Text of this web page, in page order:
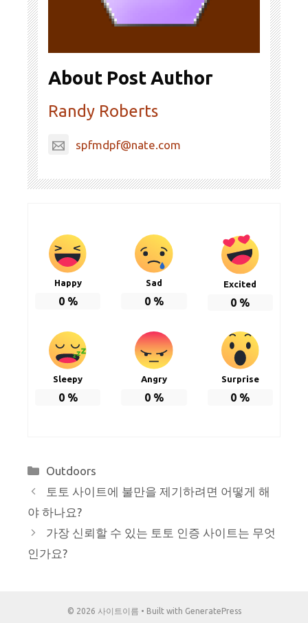
About Post Author
Randy Roberts
spfmdpf@nate.com
Happy
0%
Sad
0 %
Excited
0 %
Sleepy
0%
Angry
0 %
Surprise
0 %
Categories
Outdoors
토토 사이트에 불만을 제기하려면 어떻게 해
야 하나요?
가장 신뢰할 수 있는 토토 인증 사이트는 무엇
인가요?
© 2026 사이트이름 • Built with GeneratePress